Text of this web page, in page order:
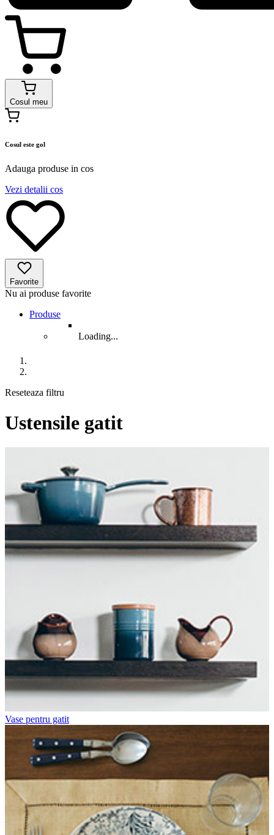
Cosul meu
Cosul este gol
Adauga produse in cos
Vezi detalii cos
Favorite
Nu ai produse favorite
Produse
Loading...
Reseteaza filtru
Ustensile gatit
Vase pentru gatit